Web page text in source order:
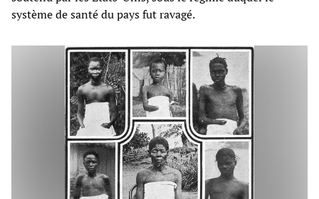
système de santé du pays fut ravagé.